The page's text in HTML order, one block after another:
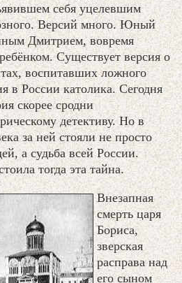
себя уцелевшим
Версий много. Юный
Дмитрием, вовремя
Существует версия о
воспитавших ложного
в России католика. Сегодня
скорее сродни
детективу. Но в
за ней стояли не просто
а судьба всей России.
тогда эта тайна.
Внезапная
смерть царя
Бориса,
зверская
расправа над
его сыном